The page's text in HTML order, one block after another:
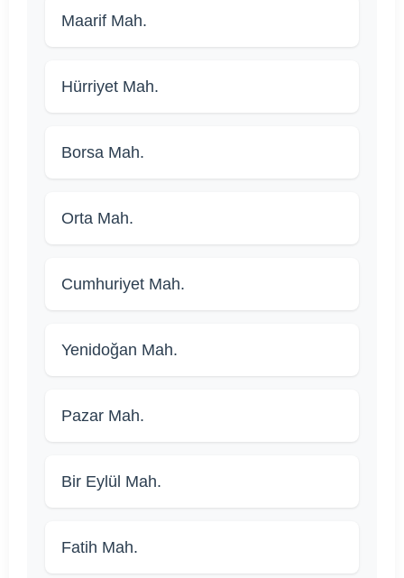
Maarif Mah.
Hürriyet Mah.
Borsa Mah.
Orta Mah.
Cumhuriyet Mah.
Yenidoğan Mah.
Pazar Mah.
Bir Eylül Mah.
Fatih Mah.